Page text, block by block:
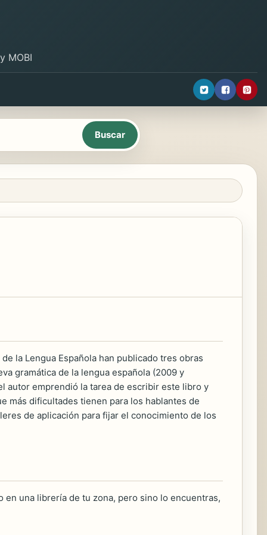
MOBI
la Lengua Española han publicado tres obras
gramática de la lengua española (2009 y
autor emprendió la tarea de escribir este libro y
más dificultades tienen para los hablantes de
de aplicación para fijar el conocimiento de los
una librería de tu zona, pero sino lo encuentras,